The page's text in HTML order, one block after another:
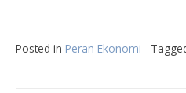
Posted in Peran Ekonomi